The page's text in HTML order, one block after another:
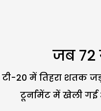
जब 72
20 में तिहरा शतक
टूर्नामेंट में खेली